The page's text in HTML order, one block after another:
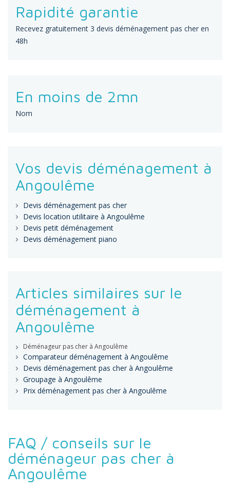
Rapidité garantie
Recevez gratuitement 3 devis déménagement pas cher en
48h
En moins de 2mn
Nom
Vos devis déménagement à
Angoulême
Devis déménagement pas cher
Devis location utilitaire à Angoulême
Devis petit déménagement
Devis déménagement piano
Articles similaires sur le
déménagement à
Angoulême
Déménageur pas cher à Angoulême
Comparateur déménagement à Angoulême
Devis déménagement pas cher à Angoulême
Groupage à Angoulême
Prix déménagement pas cher à Angoulême
FAQ / conseils sur le
déménageur pas cher à
Angoulême